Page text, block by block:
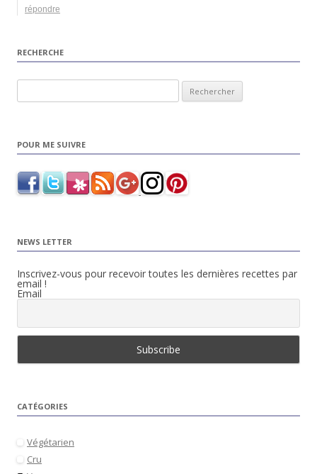
répondre
RECHERCHE
POUR ME SUIVRE
NEWS LETTER
Inscrivez-vous pour recevoir toutes les dernières recettes par
email !
Email
CATÉGORIES
Végétarien
Cru